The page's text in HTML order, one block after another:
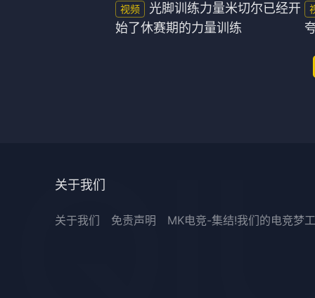
光脚训练力量米切尔已经开
始了休赛期的力量训练
关于我们
关于我们 免责声明 MK电竞-集结!我们的电竞梦